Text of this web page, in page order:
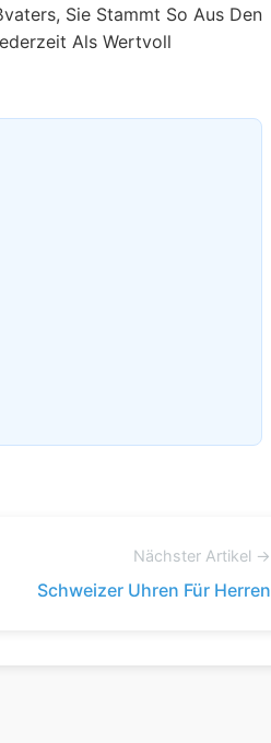
Sie Stammt So Aus Den
Als Wertvoll
Nächster Artikel →
Schweizer Uhren Für Herren